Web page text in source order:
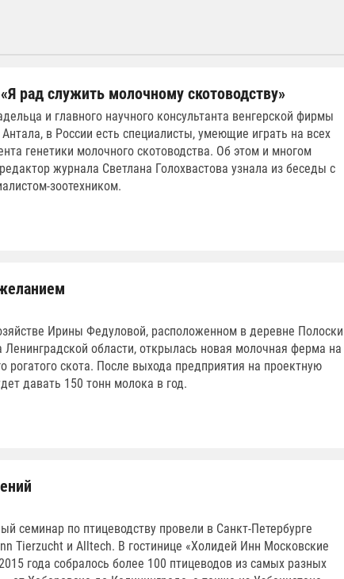
рад служить молочному скотоводству»
и главного научного консультанта венгерской фирмы
в России есть специалисты, умеющие играть на всех
генетики молочного скотоводства. Об этом и многом
журнала Светлана Голохвастова узнала из беседы с
зоотехником.
Ирины Федуловой, расположенном в деревне Полоски
Ленинградской области, открылась новая молочная ферма на
рогатого скота. После выхода предприятия на проектную
давать 150 тонн молока в год.
семинар по птицеводству провели в Санкт-Петербурге
Tierzucht и Alltech. В гостинице «Холидей Инн Московские
года собралось более 100 птицеводов из самых разных